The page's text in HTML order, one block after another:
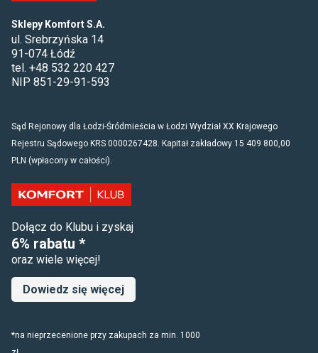
Sklepy Komfort S.A.
ul. Srebrzyńska 14
91-074 Łódź
tel. +48 532 220 427
NIP 851-29-91-593
Sąd Rejonowy dla Łodzi-Śródmieścia w Łodzi Wydział XX Krajowego
Rejestru Sądowego KRS 0000267428. Kapitał zakładowy 15 409 800,00
PLN (wpłacony w całości).
Dołącz do Klubu i zyskaj
6% rabatu *
oraz wiele więcej!
Dowiedz się więcej
*na nieprzecenione przy zakupach za min. 1000